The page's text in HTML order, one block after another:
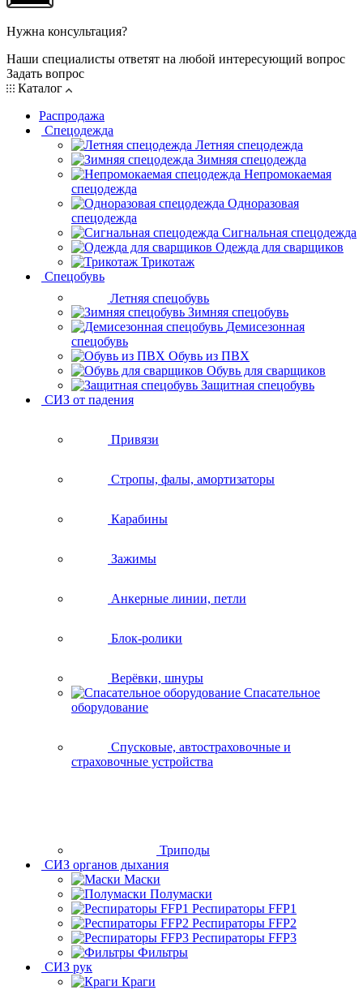
Нужна консультация?
Наши специалисты ответят на любой интересующий вопрос
Задать вопрос
Каталог
Распродажа
Спецодежда
Летняя спецодежда
Зимняя спецодежда
Непромокаемая
спецодежда
Одноразовая
спецодежда
Сигнальная спецодежда
Одежда для сварщиков
Трикотаж
Спецобувь
Летняя спецобувь
Зимняя спецобувь
Демисезонная
спецобувь
Обувь из ПВХ
Обувь для сварщиков
Защитная спецобувь
СИЗ от падения
Привязи
Стропы, фалы, амортизаторы
Карабины
Зажимы
Анкерные линии, петли
Блок-ролики
Верёвки, шнуры
Спасательное
оборудование
Спусковые, автостраховочные и
страховочные устройства
Триподы
СИЗ органов дыхания
Маски
Полумаски
Респираторы FFP1
Респираторы FFP2
Респираторы FFP3
Фильтры
СИЗ рук
Краги